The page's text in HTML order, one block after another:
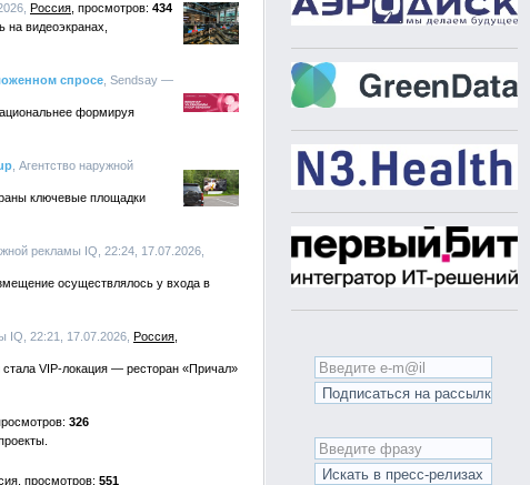
Россия
434
видеоэкранах,
спросе , Sendsay —
формируя
, Агентство наружной
ключевые площадки
рекламы IQ, 22:24, 17.07.2026,
осуществлялось у входа в
IQ, 22:21, 17.07.2026, Россия
VIP-локация — ресторан «Причал»
326
551